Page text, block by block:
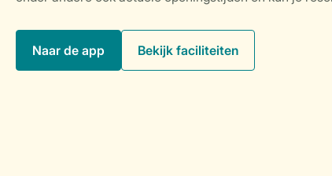
Naar de app Bekijk faciliteiten